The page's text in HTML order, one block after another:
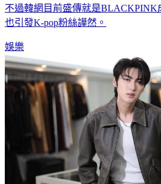
不過韓網目前盛傳就是BLACKPINK
也引發K-pop粉絲譁然。
娛樂